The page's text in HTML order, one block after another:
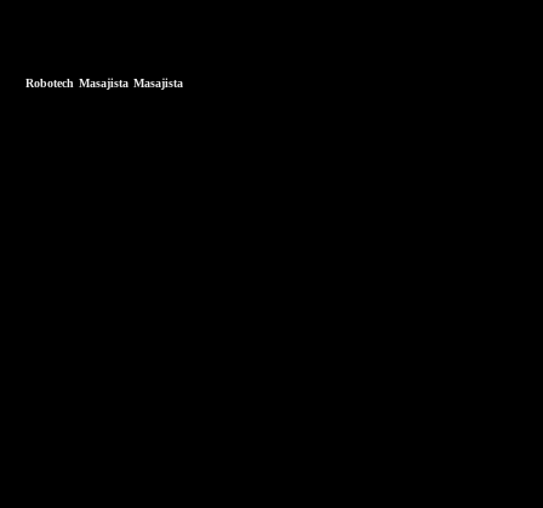
Robotech Masajista Masajista